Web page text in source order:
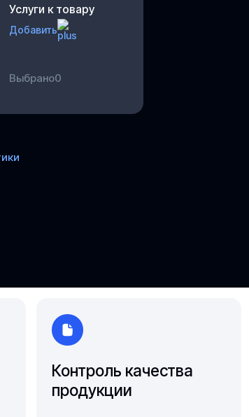
Услуги к товару
Добавить
Выбрано0
Контроль качества
продукции